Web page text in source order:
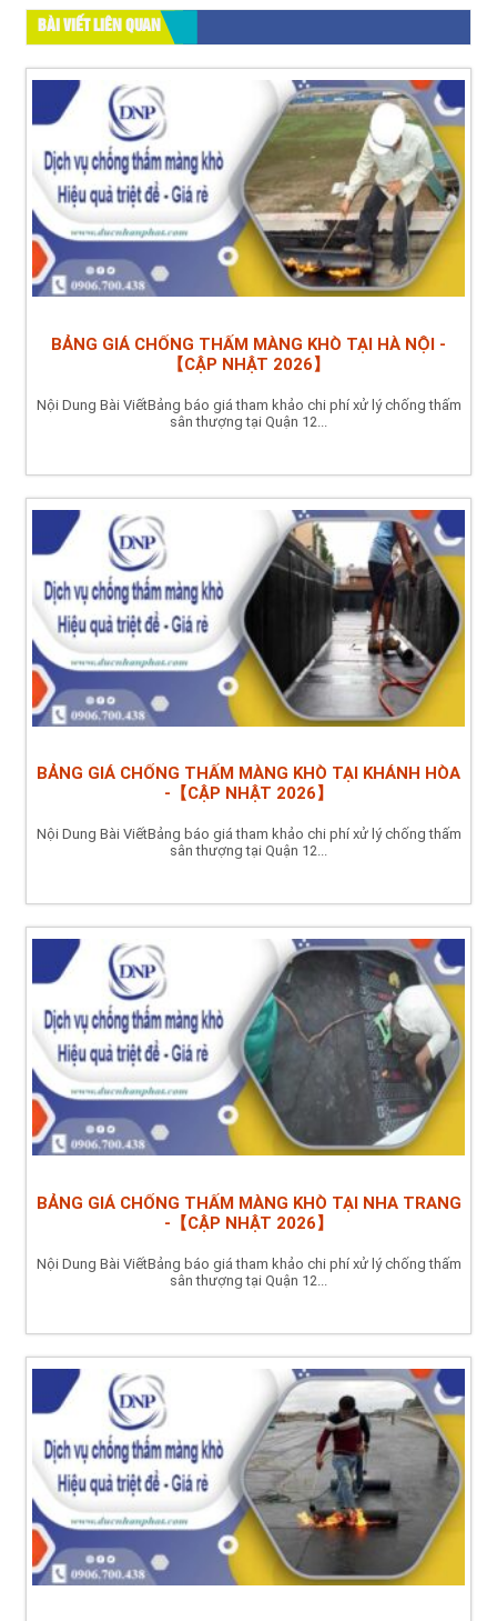
BÀI VIẾT LIÊN QUAN
BẢNG GIÁ CHỐNG THẤM MÀNG KHÒ TẠI HÀ NỘI -
【CẬP NHẬT 2026】
Nội Dung Bài ViếtBảng báo giá tham khảo chi phí xử lý chống thấm
sân thượng tại Quận 12...
BẢNG GIÁ CHỐNG THẤM MÀNG KHÒ TẠI KHÁNH HÒA
-【CẬP NHẬT 2026】
Nội Dung Bài ViếtBảng báo giá tham khảo chi phí xử lý chống thấm
sân thượng tại Quận 12...
BẢNG GIÁ CHỐNG THẤM MÀNG KHÒ TẠI NHA TRANG
-【CẬP NHẬT 2026】
Nội Dung Bài ViếtBảng báo giá tham khảo chi phí xử lý chống thấm
sân thượng tại Quận 12...